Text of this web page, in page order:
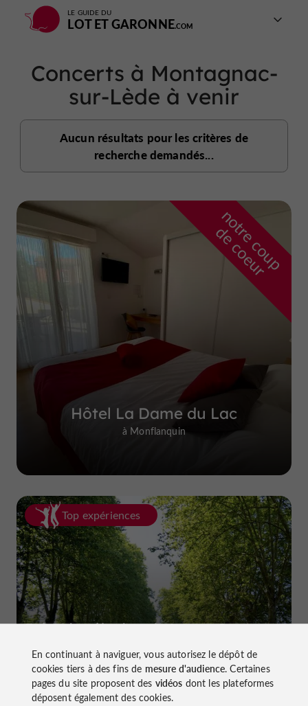
LE GUIDE DU
LOT ET GARONNE
Concerts à Montagnac-
sur-Lède à venir
Aucun résultats pour les critères de
recherche demandés...
n
o
t
r
e
c
o
u
p
d
e
c
o
e
u
r
Hôtel La Dame du Lac
à Monflanquin
Top expériences
Faire du vélo dans le Lot-et-Garonne :
En continuant à naviguer, vous autorisez le dépôt de
cookies tiers à des fins de mesure d'audience. Certaines
pages du site proposent des vidéos dont les plateformes
déposent également des cookies.